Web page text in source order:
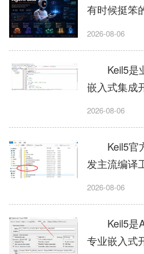
有时候挺笨
我订个明天
这样？因为
耍嘴皮子
里有海量知
激发出来实
AgentSkill
上的一双
解决很多问
2026-08-06
Keil5是
嵌入式集成
ARM、51
力，代码
具成熟，大
该平台开发
独下载对应
手配置难度
授权费用
存在程序容
2026-08-06
Keil5官
发主流编译
STM32、
在线调试
众多厂商芯
需要手动添
2026-08-06
Keil5是
专业嵌入式